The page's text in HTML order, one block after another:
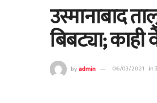
उस्मानाबाद
बिबट्या;
byadmin 06/03/2021 in